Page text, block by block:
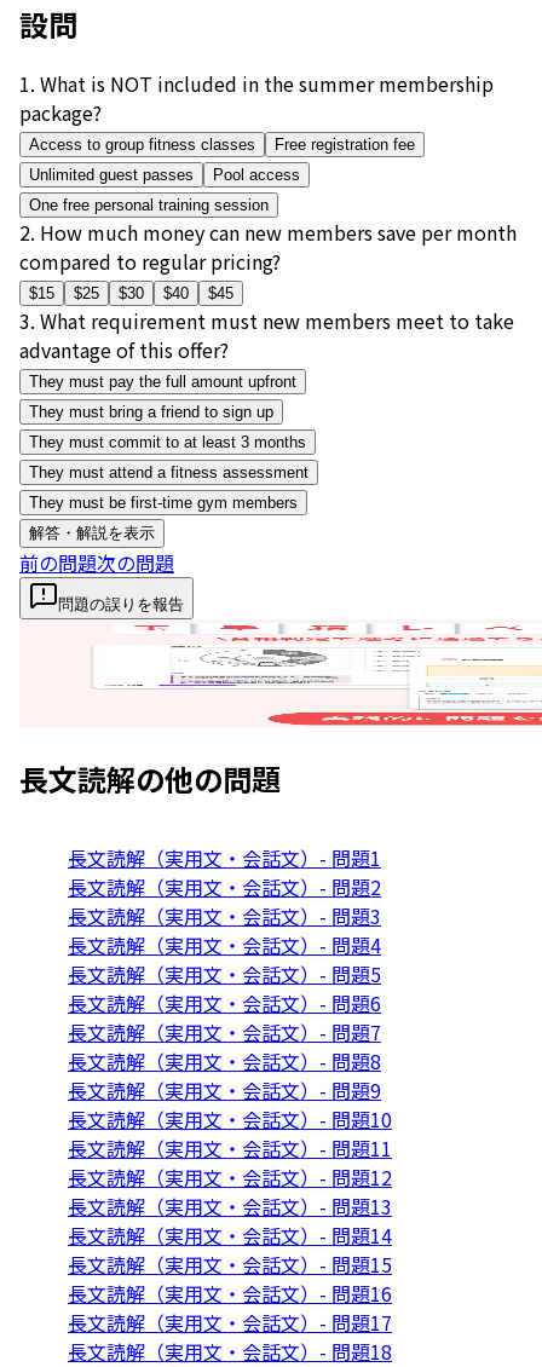
設問
1. What is NOT included in the summer membership
package?
Access to group fitness classes
Free registration fee
Unlimited guest passes
Pool access
One free personal training session
2. How much money can new members save per month
compared to regular pricing?
$15 $25 $30 $40 $45
3. What requirement must new members meet to take
advantage of this offer?
They must pay the full amount upfront
They must bring a friend to sign up
They must commit to at least 3 months
They must attend a fitness assessment
They must be first-time gym members
解答・解説を表示
前の問題次の問題
問題の誤りを報告
長文読解の他の問題
長文読解（実用文・会話文）- 問題1
長文読解（実用文・会話文）- 問題2
長文読解（実用文・会話文）- 問題3
長文読解（実用文・会話文）- 問題4
長文読解（実用文・会話文）- 問題5
長文読解（実用文・会話文）- 問題6
長文読解（実用文・会話文）- 問題7
長文読解（実用文・会話文）- 問題8
長文読解（実用文・会話文）- 問題9
長文読解（実用文・会話文）- 問題10
長文読解（実用文・会話文）- 問題11
長文読解（実用文・会話文）- 問題12
長文読解（実用文・会話文）- 問題13
長文読解（実用文・会話文）- 問題14
長文読解（実用文・会話文）- 問題15
長文読解（実用文・会話文）- 問題16
長文読解（実用文・会話文）- 問題17
長文読解（実用文・会話文）- 問題18